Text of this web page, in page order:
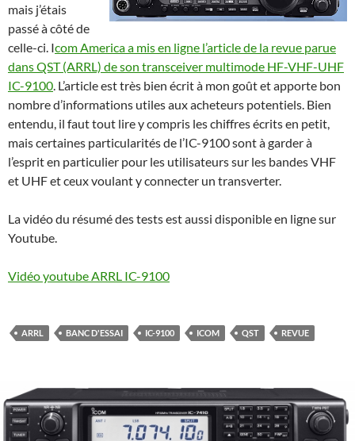
mais j’étais
passé à côté de
celle-ci. Icom America a mis en ligne l’article de la revue parue
dans QST (ARRL) de son transceiver multimode HF-VHF-UHF
IC-9100. L’article est très bien écrit à mon goût et apporte bon
nombre d’informations utiles aux acheteurs potentiels. Bien
entendu, il faut tout lire y compris les chiffres écrits en petit,
mais certaines particularités de l’IC-9100 sont à garder à
l’esprit en particulier pour les utilisateurs sur les bandes VHF
et UHF et ceux voulant y connecter un transverter.
La vidéo du résumé des tests est aussi disponible en ligne sur
Youtube.
Vidéo youtube ARRL IC-9100
ARRL BANC D'ESSAI IC-9100 ICOM QST REVUE